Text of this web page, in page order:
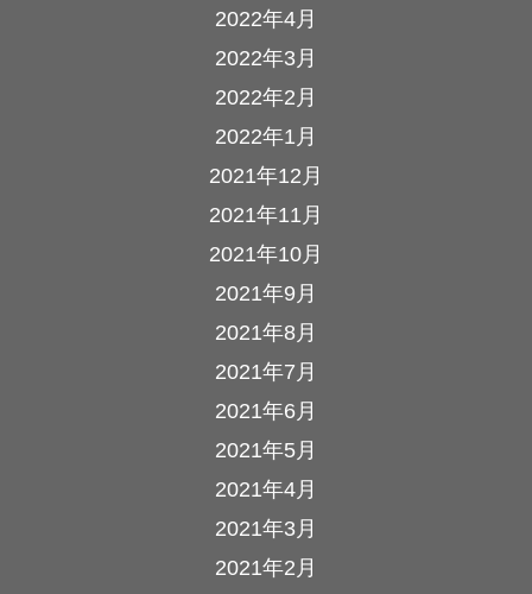
2022年4月
2022年3月
2022年2月
2022年1月
2021年12月
2021年11月
2021年10月
2021年9月
2021年8月
2021年7月
2021年6月
2021年5月
2021年4月
2021年3月
2021年2月